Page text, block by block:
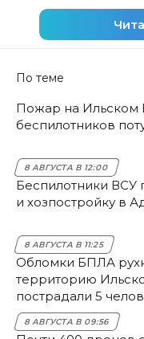
По теме
Пожар на Ильском
беспилотников
8 АВГУСТА В 12:00
Беспилотники ВСУ
и хозпостройку в
8 АВГУСТА В 11:25
Обломки БПЛА
территорию
пострадали 5
8 АВГУСТА В 09:56